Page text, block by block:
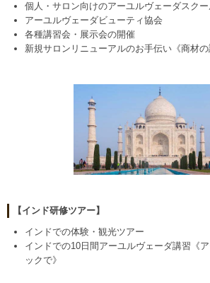
個人・サロン向けのアーユルヴェーダスク
アーユルヴェーダビューティ協会
各種講習会・展示会の開催
新規サロンリニューアルのお手伝い《商材の
【インド研修ツアー】
インドでの体験・観光ツアー
インドでの10日間アーユルヴェーダ講習《
ックで》